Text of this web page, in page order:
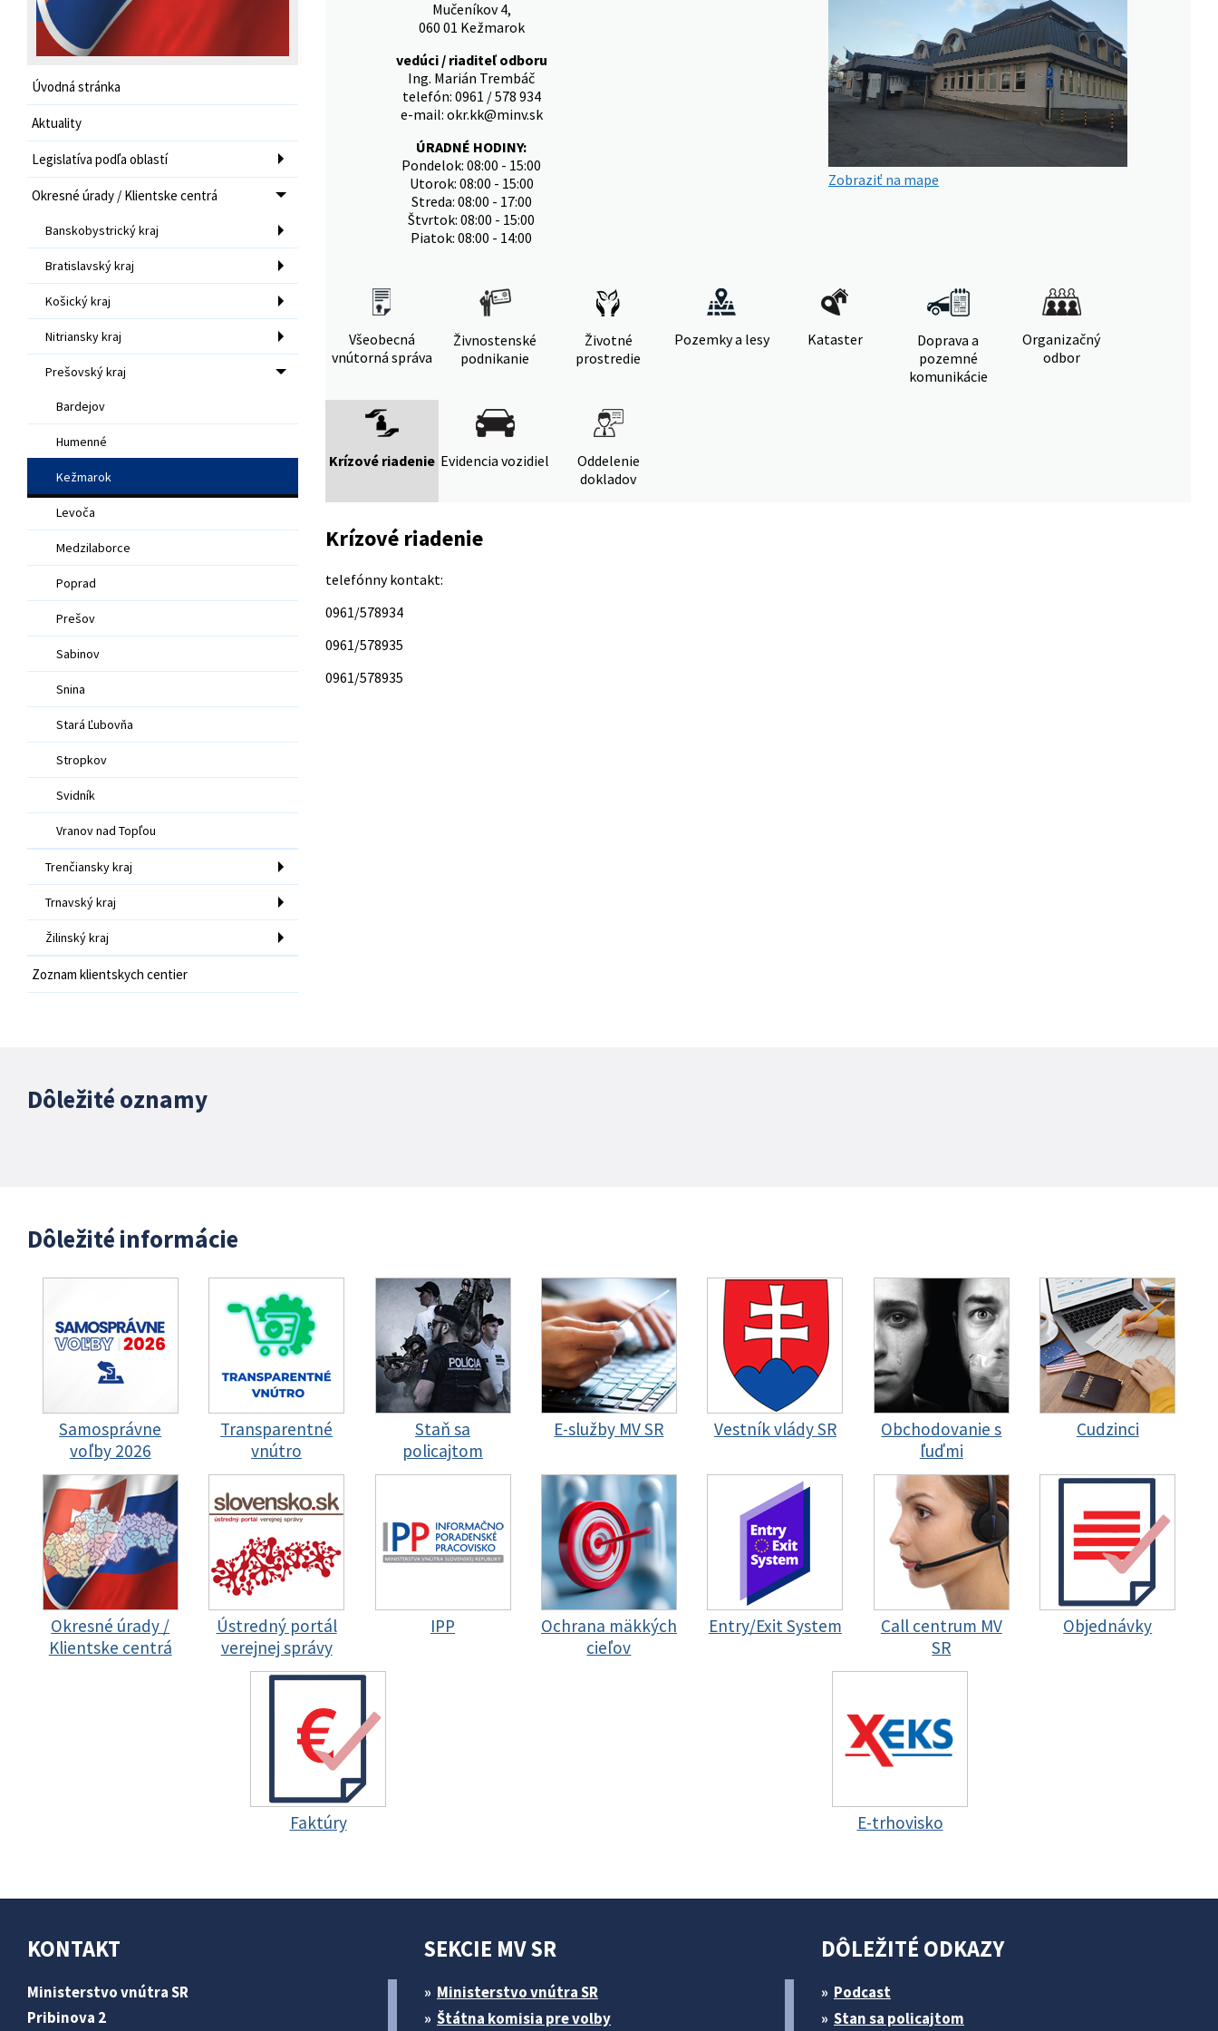
Úvodná stránka
Aktuality
Legislatíva podľa oblastí
Okresné úrady / Klientske centrá
Banskobystrický kraj
Bratislavský kraj
Košický kraj
Nitriansky kraj
Prešovský kraj
Bardejov
Humenné
Kežmarok
Levoča
Medzilaborce
Poprad
Prešov
Sabinov
Snina
Stará Ľubovňa
Stropkov
Svidník
Vranov nad Topľou
Trenčiansky kraj
Trnavský kraj
Žilinský kraj
Zoznam klientskych centier
Mučeníkov 4,
060 01 Kežmarok
vedúci / riaditeľ odboru
Ing. Marián Trembáč
telefón: 0961 / 578 934
e-mail: okr.kk@minv.sk
ÚRADNÉ HODINY:
Pondelok: 08:00 - 15:00
Utorok: 08:00 - 15:00
Streda: 08:00 - 17:00
Štvrtok: 08:00 - 15:00
Piatok: 08:00 - 14:00
Zobraziť na mape
Všeobecná
vnútorná správa
Živnostenské
podnikanie
Životné
prostredie
Pozemky a lesy Kataster
Doprava a
pozemné
komunikácie
Organizačný
odbor
Krízové riadenie Evidencia vozidiel
Oddelenie
dokladov
Krízové riadenie
telefónny kontakt:
0961/578934
0961/578935
0961/578935
Dôležité oznamy
Dôležité informácie
Samosprávne
voľby 2026
Transparentné
vnútro
Staň sa
policajtom
E-služby MV SR Vestník vlády SR
Obchodovanie s
ľuďmi
Cudzinci
Okresné úrady /
Klientske centrá
Ústredný portál
verejnej správy
IPP
Ochrana mäkkých
cieľov
Entry/Exit System
Call centrum MV
SR
Objednávky
Faktúry E-trhovisko
KONTAKT
Ministerstvo vnútra SR
Pribinova 2
SEKCIE MV SR
Ministerstvo vnútra SR
Štátna komisia pre volby
DÔLEŽITÉ ODKAZY
Podcast
Stan sa policajtom